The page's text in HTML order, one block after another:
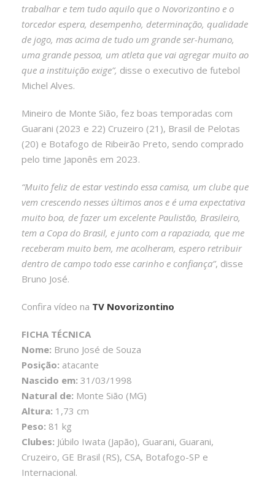
trabalhar e tem tudo aquilo que o Novorizontino e o
torcedor espera, desempenho, determinação, qualidade
de jogo, mas acima de tudo um grande ser-humano,
uma grande pessoa, um atleta que vai agregar muito ao
que a instituição exige”, disse o executivo de futebol
Michel Alves.
Mineiro de Monte Sião, fez boas temporadas com
Guarani (2023 e 22) Cruzeiro (21), Brasil de Pelotas
(20) e Botafogo de Ribeirão Preto, sendo comprado
pelo time Japonês em 2023.
“Muito feliz de estar vestindo essa camisa, um clube que
vem crescendo nesses últimos anos e é uma expectativa
muito boa, de fazer um excelente Paulistão, Brasileiro,
tem a Copa do Brasil, e junto com a rapaziada, que me
receberam muito bem, me acolheram, espero retribuir
dentro de campo todo esse carinho e confiança”, disse
Bruno José.
Confira vídeo na TV Novorizontino
FICHA TÉCNICA
Nome: Bruno José de Souza
Posição: atacante
Nascido em: 31/03/1998
Natural de: Monte Sião (MG)
Altura: 1,73 cm
Peso: 81 kg
Clubes: Júbilo Iwata (Japão), Guarani, Guarani,
Cruzeiro, GE Brasil (RS), CSA, Botafogo-SP e
Internacional.